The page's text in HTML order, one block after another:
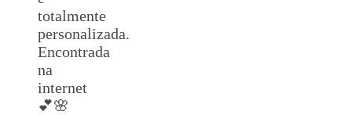
totalmente
personalizada.
Encontrada
na
internet
💕🌸